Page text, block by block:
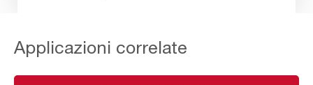
Applicazioni correlate